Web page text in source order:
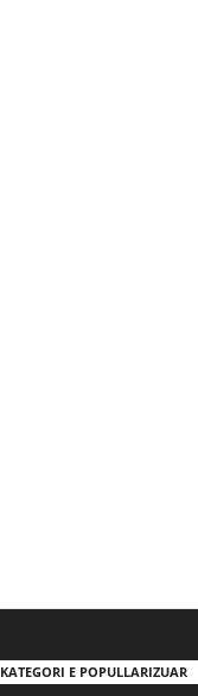
KATEGORI E POPULLARIZUAR